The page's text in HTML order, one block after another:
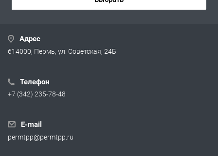
Адрес
614000, Пермь, ул. Советская, 24Б
Телефон
+7 (342) 235-78-48
E-mail
permtpp@permtpp.ru